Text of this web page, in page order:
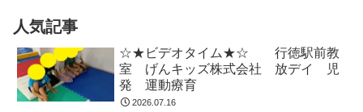
人気記事
☆★ビデオタイム★☆ 行徳駅前教
室 げんキッズ株式会社 放デイ 児
発 運動療育
2026.07.16